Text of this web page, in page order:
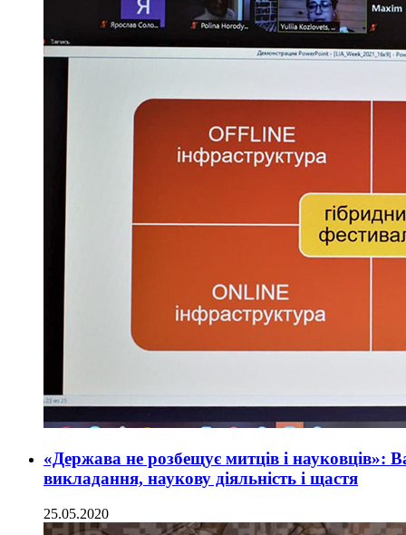
«Держава не розбещує митців і науковців»:
викладання, наукову діяльність і щастя
25.05.2020